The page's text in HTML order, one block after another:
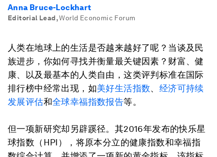
Anna Bruce-Lockhart
Editorial Lead, World Economic Forum
人类在地球上的生活是否越来越好了呢？当谈及民
族进步，你如何寻找并衡量最关键因素？财富、健
康、以及最基本的人类自由，这类评判标准在国际
排行榜中经常出现，如美好生活指数、 经济可持续
发展评估和全球幸福指数报告等。
但一项新研究却另辟蹊径。其2016年发布的快乐星
球指数（HPI），将原本分立的健康指数和幸福指